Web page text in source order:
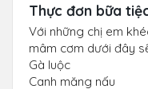
Thực đơn bữa
Với những chị em
mâm cơm dưới đây
Gà luộc
Canh măng nấu